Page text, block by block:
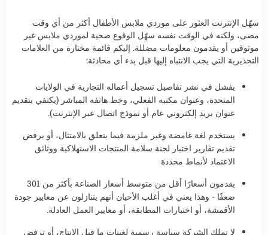
سهّل الإنترنت العثور على موردي ملابس الأطفال أكثر من أي وقت
مضى، ولكنه في الوقت نفسه سهّل الوقوع ضحية لموردي ملابس غير
موثوقين أو يقدمون معلومات مضللة. إليكم قائمة مختارة من العلامات
التحذيرية التي يجب الانتباه إليها قبل بدء أي محادثة:
يفشل في نشر تفاصيل تسجيل أعماله التجارية في الولايات
المتحدة، وعنوان مكتبه الفعلي، وخط هاتفه المباشر (يكتفي بتقديم
عنوان بريد إلكتروني عام أو نموذج اتصال عبر الإنترنت).
يستخدم لغة غامضة وغير ملزمة فيما يتعلق بالامتثال، أو يرفض
تقديم تقارير اختبار لجنة سلامة المنتجات الاستهلاكية ووثائق
الاعتماد لأنماط محددة
يقدمون أسعارًا أقل من متوسط أسعار الصناعة بأكثر من 301
ضعفًا - وهذا يعني في أغلب الأحيان أنهم يتنازلون عن معايير جودة
الأقمشة، أو اختبارات المطابقة، أو معايير العمل العادلة.
لا تملك الشركة سياسة رسمية لعينات ما قبل الإنتاج، أو ترفض